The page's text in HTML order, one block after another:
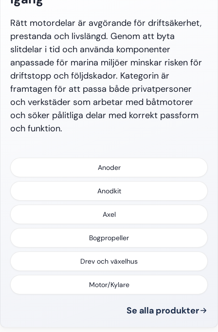
Rätt motordelar är avgörande för driftsäkerhet,
prestanda och livslängd. Genom att byta
slitdelar i tid och använda komponenter
anpassade för marina miljöer minskar risken för
driftstopp och följdskador. Kategorin är
framtagen för att passa både privatpersoner
och verkstäder som arbetar med båtmotorer
och söker pålitliga delar med korrekt passform
och funktion.
Anoder
Anodkit
Axel
Bogpropeller
Drev och växelhus
Motor/Kylare
Se alla produkter